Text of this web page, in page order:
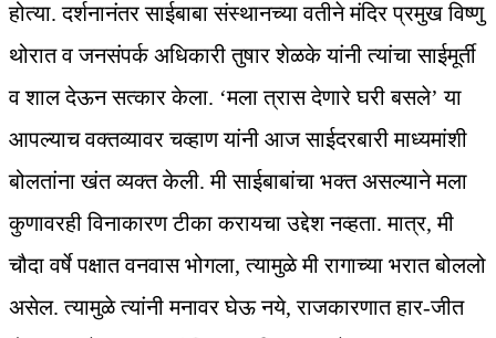
होत्या. दर्शनानंतर साईबाबा संस्थानच्या वतीने मंदिर प्रमुख विष्णु
थोरात व जनसंपर्क अधिकारी तुषार शेळके यांनी त्यांचा साईमूर्ती
व शाल देऊन सत्कार केला. ‘मला त्रास देणारे घरी बसले’ या
आपल्याच वक्तव्यावर चव्हाण यांनी आज साईदरबारी माध्यमांशी
बोलतांना खंत व्यक्त केली. मी साईबाबांचा भक्त असल्याने मला
कुणावरही विनाकारण टीका करायचा उद्देश नव्हता. मात्र, मी
चौदा वर्षे पक्षात वनवास भोगला, त्यामुळे मी रागाच्या भरात बोललो
असेल. त्यामुळे त्यांनी मनावर घेऊ नये, राजकारणात हार-जीत